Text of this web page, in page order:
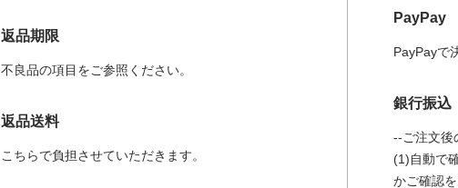
返品期限
不良品の項目をご参照ください。
返品送料
こちらで負担させていただきます。
PayPay
PayPayで
銀行振込
--ご注文後
(1)自動で
かご確認を